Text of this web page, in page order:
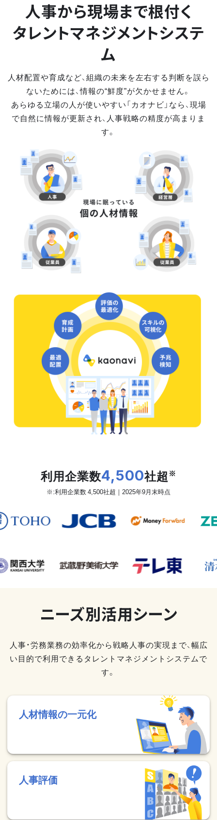
人事から現場まで根付く
タレントマネジメントシステ
ム
人材配置や育成など、組織の未来を左右する判断を誤ら
ないためには、情報の“鮮度”が欠かせません。
あらゆる立場の人が使いやすい「カオナビ」なら、現場
で自然に情報が更新され、人事戦略の精度が高まりま
す。
利用企業数4,500社超 ※
※:利用企業数 4,500社超｜2025年9月末時点
ニーズ別活用シーン
人事・労務業務の効率化から戦略人事の実現まで、幅広
い目的で利用できるタレントマネジメントシステムで
す。
人材情報の一元化
人事評価